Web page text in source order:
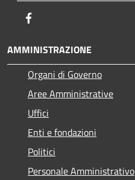
AMMINISTRAZIONE
Organi di Governo
Aree Amministrative
Uffici
Enti e fondazioni
Politici
Personale Amministrativo